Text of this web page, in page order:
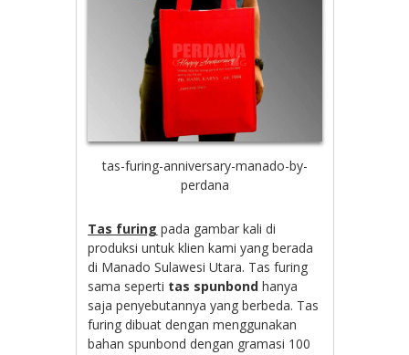
tas-furing-anniversary-manado-by-
perdana
Tas furing pada gambar kali di
produksi untuk klien kami yang berada
di Manado Sulawesi Utara. Tas furing
sama seperti tas spunbond hanya
saja penyebutannya yang berbeda. Tas
furing dibuat dengan menggunakan
bahan spunbond dengan gramasi 100